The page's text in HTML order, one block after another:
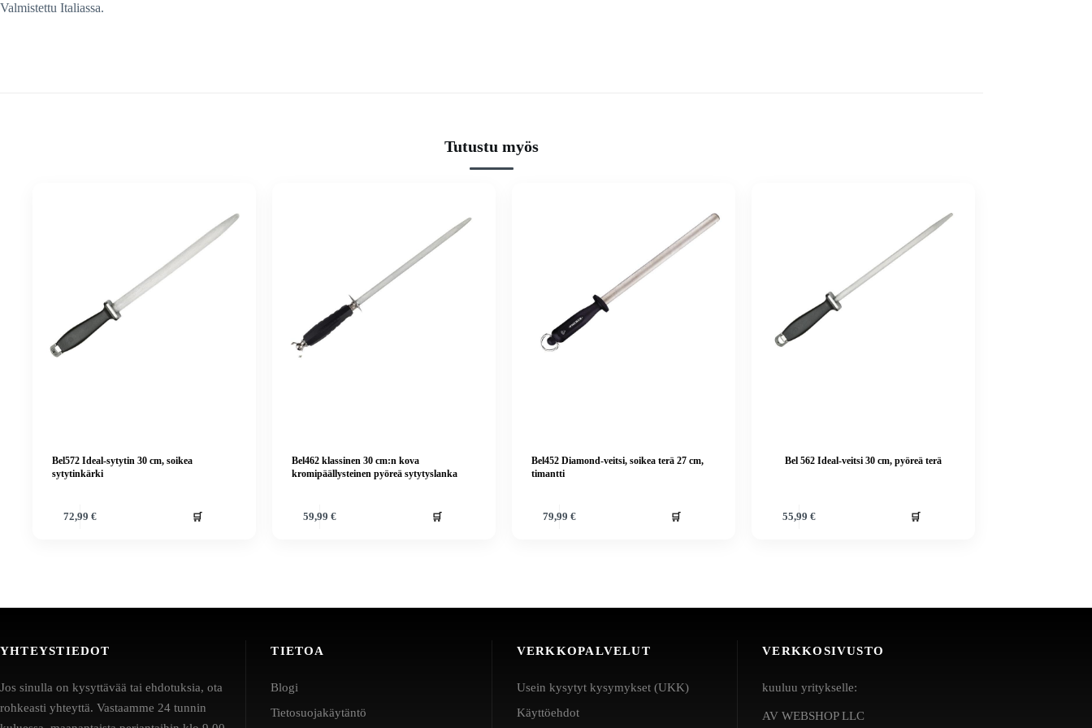
Valmistettu Italiassa.
Tutustu myös
Bel572 Ideal-sytytin 30 cm, soikea
sytytinkärki
72,99€ 🛒
Bel462 klassinen 30 cm:n kova
kromipäällysteinen pyöreä sytytyslanka
59,99€ 🛒
Bel452 Diamond-veitsi, soikea terä 27 cm,
timantti
79,99 € 🛒
Bel 562 Ideal-veitsi 30 cm, pyöreä terä
55,99 € 🛒
YHTEYSTIEDOT
Jos sinulla on kysyttävää tai ehdotuksia, ota
rohkeasti yhteyttä. Vastaamme 24 tunnin
TIETOA
Blogi
Tietosuojakäytäntö
VERKKOPALVELUT
Usein kysytyt kysymykset (UKK)
Käyttöehdot
VERKKOSIVUSTO
kuuluu yritykselle:
AV WEBSHOP LLC